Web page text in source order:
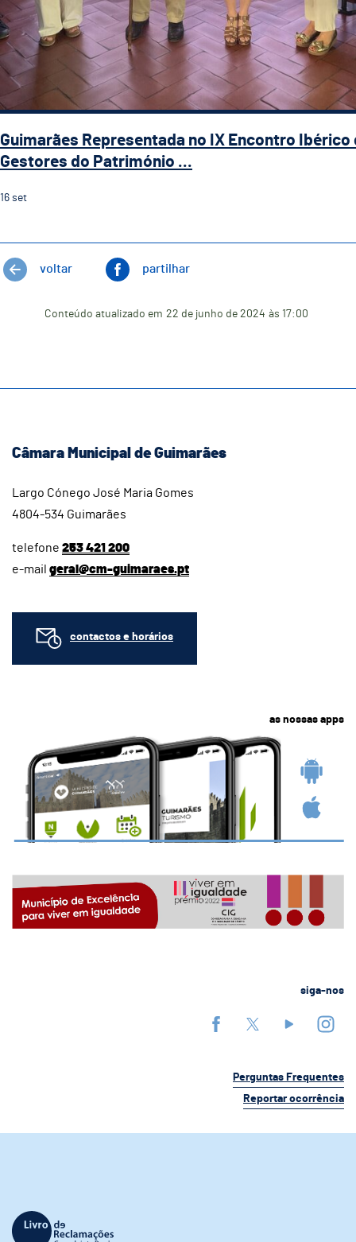
Guimarães Representada no IX Encontro Ibérico
Gestores do Património ...
16 set
voltar partilhar
Conteúdo atualizado em 22 de junho de 2024 às 17:00
Câmara Municipal de Guimarães
Largo Cónego José Maria Gomes
4804-534 Guimarães
telefone 253 421 200
e-mail geral@cm-guimaraes.pt
contactos e horários
as nossas apps
siga-nos
Perguntas Frequentes
Reportar ocorrência